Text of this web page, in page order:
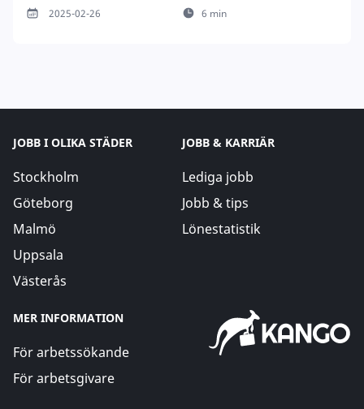
2025-02-26 6 min
JOBB I OLIKA STÄDER
Stockholm
Göteborg
Malmö
Uppsala
Västerås
JOBB & KARRIÄR
Lediga jobb
Jobb & tips
Lönestatistik
MER INFORMATION
För arbetssökande
För arbetsgivare